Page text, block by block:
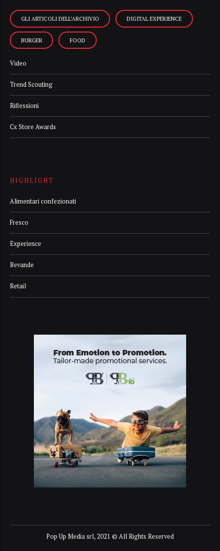
GLI ARTICOLI DELL’ARCHIVIO DIGITAL EXPERIENCE
BURGER FOOD
Video
Trend Scouting
Riflessioni
Cx Store Awards
HIGHLIGHT
Alimentari confezionati
Fresco
Experience
Bevande
Retail
Pop Up Media srl, 2021 © All Rights Reserved